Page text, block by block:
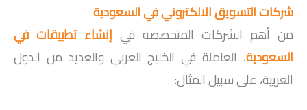
شركات التسويق الالكتروني في السعودية
من أهم الشركات المتخصصة في إنشاء تطبيقات في
السعودية، العاملة في الخليج العربي والعديد من الدول
العربية، على سبيل المثال: